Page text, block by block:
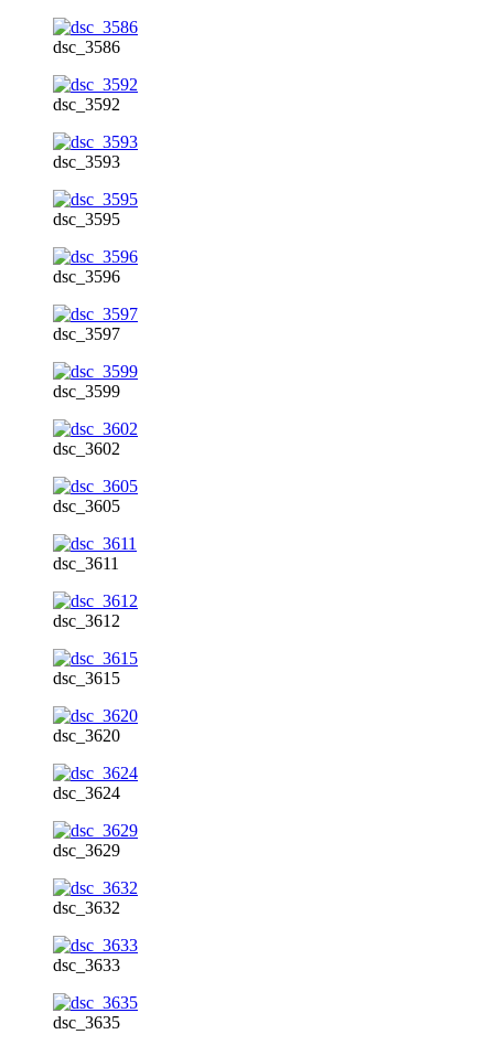
dsc_3586
dsc_3592
dsc_3593
dsc_3595
dsc_3596
dsc_3597
dsc_3599
dsc_3602
dsc_3605
dsc_3611
dsc_3612
dsc_3615
dsc_3620
dsc_3624
dsc_3629
dsc_3632
dsc_3633
dsc_3635